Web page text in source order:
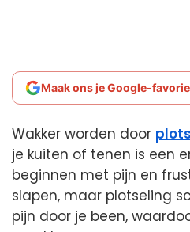
Maak ons je Google-
Wakker worden door
je kuiten of tenen is een
beginnen met pijn en
slapen, maar plotseling
pijn door je been,